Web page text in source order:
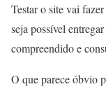
Testar o site vai
seja possível
compreendido e
O que parece óbvio